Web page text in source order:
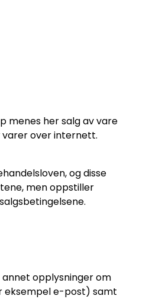
menes her salg av vare
over internett.
og disse
men oppstiller
opplysninger om
eksempel e-post) samt